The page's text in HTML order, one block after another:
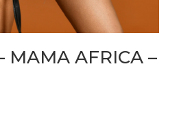
MAMA AFRICA –